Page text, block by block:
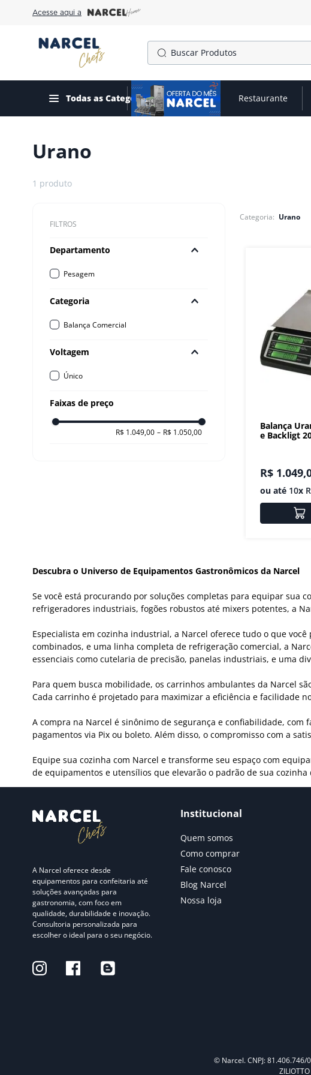
Acesse aqui a
Buscar Produtos
Todas as CategoriasOfertas do mês Restaurante
Urano
1 produto
FILTROS
Departamento
Pesagem
Categoria
Balança Comercial
Voltagem
Único
Faixas de preço
R$ 1.049,00 – R$ 1.050,00
Urano
Balança
e Backligt
R$ 1.049,
ou até 10x
Descubra o Universo de Equipamentos Gastronômicos da Narcel
Se você está procurando por soluções completas para equipar sua
refrigeradores industriais, fogões robustos até mixers potentes, a
Especialista em cozinha industrial, a Narcel oferece tudo o que
combinados, e uma linha completa de refrigeração comercial, a
essenciais como cutelaria de precisão, panelas industriais, e uma
Para quem busca mobilidade, os carrinhos ambulantes da Narcel
Cada carrinho é projetado para maximizar a eficiência e facilidade
A compra na Narcel é sinônimo de segurança e confiabilidade, com
pagamentos via Pix ou boleto. Além disso, o compromisso com a
Equipe sua cozinha com Narcel e transforme seu espaço com
de equipamentos e utensílios que elevarão o padrão de sua
A Narcel oferece desde
equipamentos para confeitaria até
soluções avançadas para
gastronomia, com foco em
qualidade, durabilidade e inovação.
Consultoria personalizada para
escolher o ideal para o seu negócio.
Institucional
Quem somos
Como comprar
Fale conosco
Blog Narcel
Nossa loja
© Narcel. CNPJ: 81.406.746/
1º
cafeteira
2º
fogão